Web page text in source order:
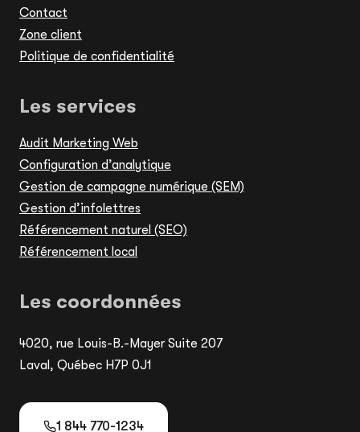
Contact
Zone client
Politique de confidentialité
Les services
Audit Marketing Web
Configuration d’analytique
Gestion de campagne numérique (SEM)
Gestion d’infolettres
Référencement naturel (SEO)
Référencement local
Les coordonnées
4020, rue Louis-B.-Mayer Suite 207
Laval, Québec H7P 0J1
1 844 770-1234